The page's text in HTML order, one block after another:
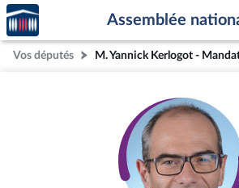
Aller au contenu
Aller en bas de la page
Accèder
à la
page
d'accueil
Assemblée
Vos députés